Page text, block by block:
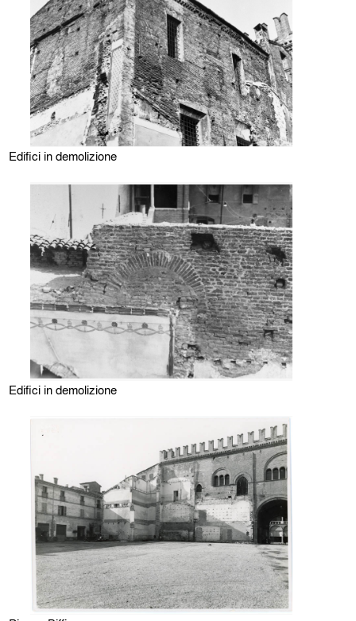
Edifici in demolizione
Edifici in demolizione